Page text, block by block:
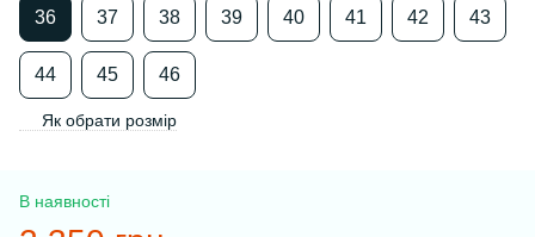
36 37 38 39 40 41 42 43
44 45 46
Як обрати розмір
В наявності